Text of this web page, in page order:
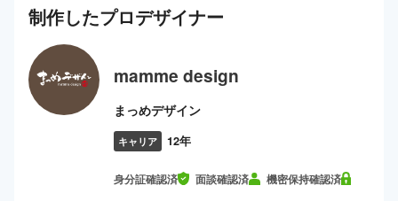
制作したプロデザイナー
mamme design
まっめデザイン
キャリア 12年
身分証確認済 面談確認済 機密保持確認済